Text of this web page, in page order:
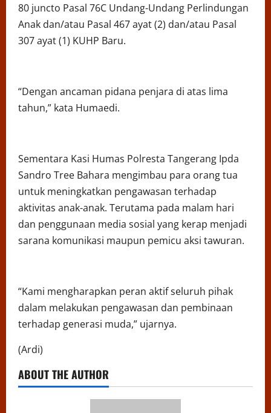
80 juncto Pasal 76C Undang-Undang Perlindungan
Anak dan/atau Pasal 467 ayat (2) dan/atau Pasal
307 ayat (1) KUHP Baru.
“Dengan ancaman pidana penjara di atas lima
tahun,” kata Humaedi.
Sementara Kasi Humas Polresta Tangerang Ipda
Sandro Tree Bahara mengimbau para orang tua
untuk meningkatkan pengawasan terhadap
aktivitas anak-anak. Terutama pada malam hari
dan penggunaan media sosial yang kerap menjadi
sarana komunikasi maupun pemicu aksi tawuran.
“Kami mengharapkan peran aktif seluruh pihak
dalam melakukan pengawasan dan pembinaan
terhadap generasi muda,” ujarnya.
(Ardi)
ABOUT THE AUTHOR